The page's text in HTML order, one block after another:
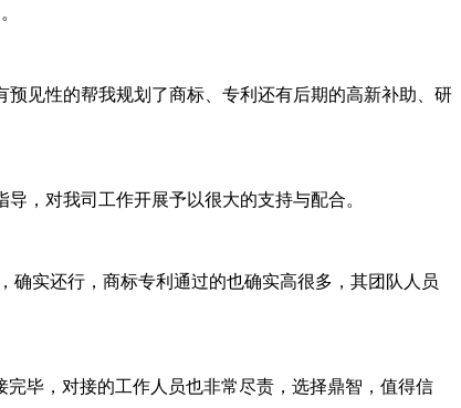
见性的帮我规划了商标、专利还有后期的高新补助、研
，对我司工作开展予以很大的支持与配合。
确实还行，商标专利通过的也确实高很多，其团队人员
毕，对接的工作人员也非常尽责，选择鼎智，值得信